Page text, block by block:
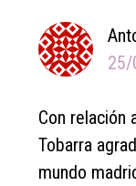
25/
Con relación
Tobarra
mundo